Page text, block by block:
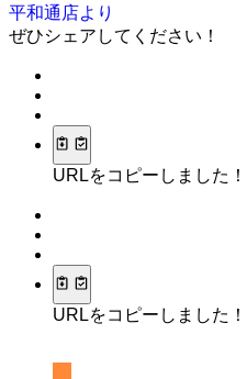
平和通店より
ぜひシェアしてください！
URLをコピーしました！
URLをコピーしました！